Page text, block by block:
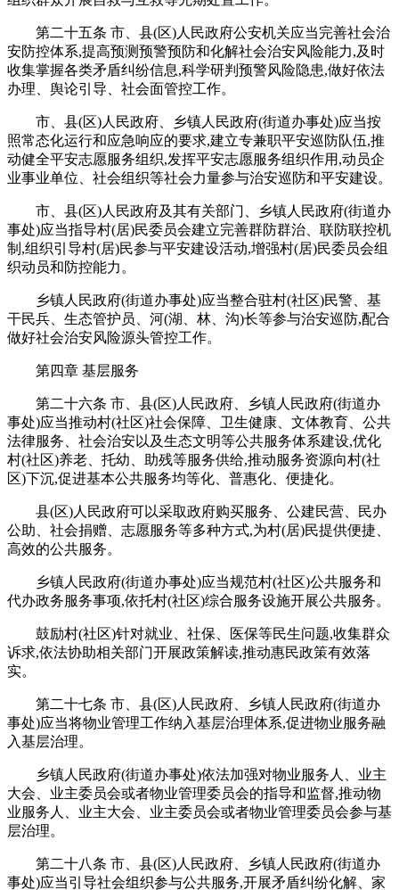
第二十五条 市、县(区)人民政府公安机关应当完善社会治
安防控体系,提高预测预警预防和化解社会治安风险能力,及时
收集掌握各类矛盾纠纷信息,科学研判预警风险隐患,做好依法
办理、舆论引导、社会面管控工作。
市、县(区)人民政府、乡镇人民政府(街道办事处)应当按
照常态化运行和应急响应的要求,建立专兼职平安巡防队伍,推
动健全平安志愿服务组织,发挥平安志愿服务组织作用,动员企
业事业单位、社会组织等社会力量参与治安巡防和平安建设。
市、县(区)人民政府及其有关部门、乡镇人民政府(街道办
事处)应当指导村(居)民委员会建立完善群防群治、联防联控机
制,组织引导村(居)民参与平安建设活动,增强村(居)民委员会组
织动员和防控能力。
乡镇人民政府(街道办事处)应当整合驻村(社区)民警、基
干民兵、生态管护员、河(湖、林、沟)长等参与治安巡防,配合
做好社会治安风险源头管控工作。
第四章 基层服务
第二十六条 市、县(区)人民政府、乡镇人民政府(街道办
事处)应当推动村(社区)社会保障、卫生健康、文体教育、公共
法律服务、社会治安以及生态文明等公共服务体系建设,优化
村(社区)养老、托幼、助残等服务供给,推动服务资源向村(社
区)下沉,促进基本公共服务均等化、普惠化、便捷化。
县(区)人民政府可以采取政府购买服务、公建民营、民办
公助、社会捐赠、志愿服务等多种方式,为村(居)民提供便捷、
高效的公共服务。
乡镇人民政府(街道办事处)应当规范村(社区)公共服务和
代办政务服务事项,依托村(社区)综合服务设施开展公共服务。
鼓励村(社区)针对就业、社保、医保等民生问题,收集群众
诉求,依法协助相关部门开展政策解读,推动惠民政策有效落
实。
第二十七条 市、县(区)人民政府、乡镇人民政府(街道办
事处)应当将物业管理工作纳入基层治理体系,促进物业服务融
入基层治理。
乡镇人民政府(街道办事处)依法加强对物业服务人、业主
大会、业主委员会或者物业管理委员会的指导和监督,推动物
业服务人、业主大会、业主委员会或者物业管理委员会参与基
层治理。
第二十八条 市、县(区)人民政府、乡镇人民政府(街道办
事处)应当引导社会组织参与公共服务,开展矛盾纠纷化解、家